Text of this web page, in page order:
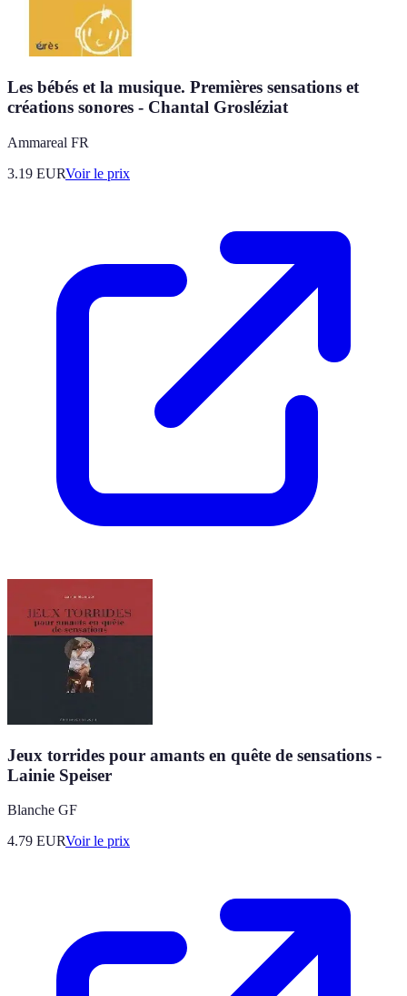
Les bébés et la musique. Premières sensations et
créations sonores - Chantal Grosléziat
Ammareal FR
3.19 EURVoir le prix
Jeux torrides pour amants en quête de sensations -
Lainie Speiser
Blanche GF
4.79 EURVoir le prix